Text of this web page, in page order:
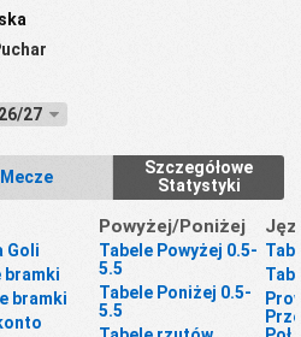
27
Mecze
Szczegółowe
Statystyki
Goli
bramki
bramki
Powyżej/Poniżej
Tabele Powyżej 0.5-
5.5
Tabele Poniżej 0.5-
5.5